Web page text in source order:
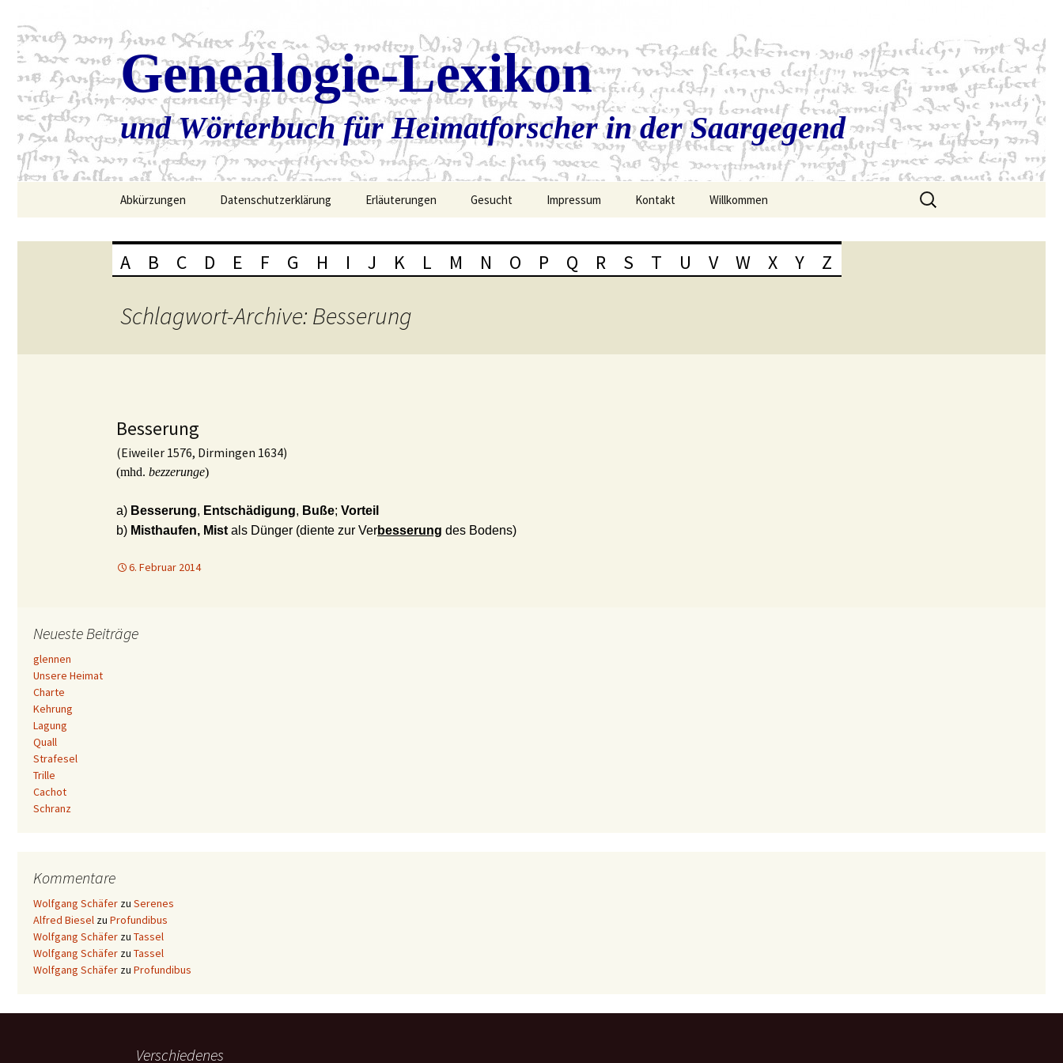
Genealogie-Lexikon
und Wörterbuch für Heimatforscher in der Saargegend
Abkürzungen Datenschutzerklärung Erläuterungen Gesucht Impressum Kontakt Willkommen
Suchen
nach:
A B C D E F G H I J K L M N O P Q R S T U V W X Y Z
Schlagwort-Archive: Besserung
Besserung
(Eiweiler 1576, Dirmingen 1634)
(mhd. bezzerunge)
a) Besserung, Entschädigung, Buße; Vorteil
b) Misthaufen, Mist als Dünger (diente zur Verbesserung des Bodens)
6. Februar 2014
Neueste Beiträge
glennen
Unsere Heimat
Charte
Kehrung
Lagung
Quall
Strafesel
Trille
Cachot
Schranz
Kommentare
Wolfgang Schäfer zu Serenes
Alfred Biesel zu Profundibus
Wolfgang Schäfer zu Tassel
Wolfgang Schäfer zu Tassel
Wolfgang Schäfer zu Profundibus
Verschiedenes